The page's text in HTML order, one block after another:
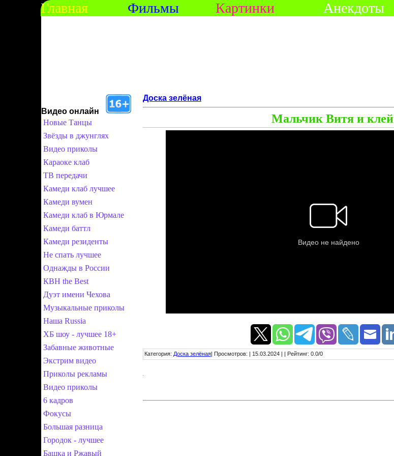
Главная Фильмы Картинки Анекдоты
Видео онлайн
Новые Танцы
Звёзды в джунглях
Видео приколы
Караоке клаб
ТВ передачи
Камеди клаб лучшее
Камеди вумен
Камеди клаб в Юрмале
Камеди баттл
Камеди резиденты
Не спать лучшее
Однажды в России
КВН the Best
Дуэт имени Чехова
Музыкальные приколы
Наша Russia
ХБ шоу - лучшее 18+
Забавные животные
Экстрим видео
Приколы рекламы
Видео приколы
6 кадров
Фокусы
Большая разница
Городок - лучшее
Башка и Ржавый
Доска зелёная
Мальчик Витя и клей
Категория: Доска зелёная| Просмотров: | 15.03.2024 | | Рейтинг: 0.0/0